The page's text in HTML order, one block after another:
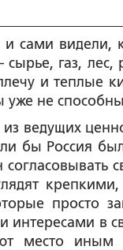
сами видели,
газ,
и теплые
не
ведущих
бы Россия
просто
интересами в
место иным